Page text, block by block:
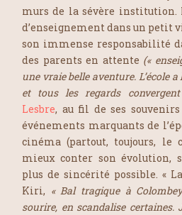
murs de la sévère institution.
d’enseignement dans un petit
son immense responsabilité
des parents en attente («
une vraie belle aventure. L’école
et tous les regards
Lesbre, au fil de ses
événements marquants de
cinéma (partout, toujours, le
mieux conter son évolution,
plus de sincérité possible. «
Kiri, « Bal tragique à
sourire, en scandalise certaines.